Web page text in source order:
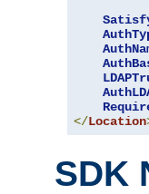
</Location
SDK